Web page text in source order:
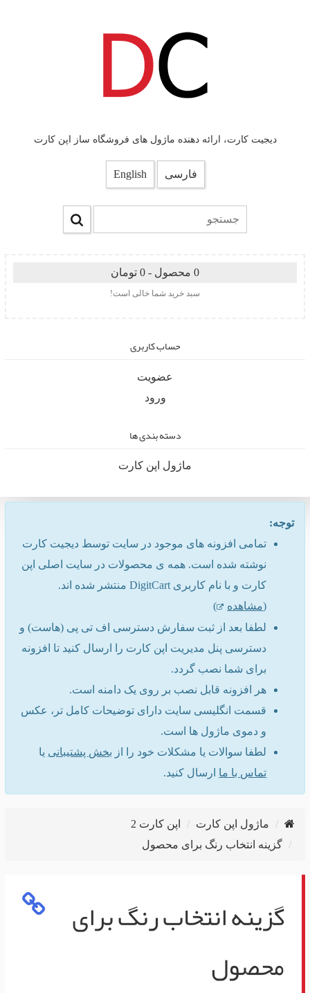
دیجیت کارت، ارائه دهنده ماژول های فروشگاه ساز اپن کارت
فارسی English
0 محصول - 0 تومان
سبد خرید شما خالی است!
حساب کاربری
عضویت
ورود
دسته بندی ها
ماژول اپن کارت
توجه:
تمامی افزونه های موجود در سایت توسط دیجیت کارت
نوشته شده است. همه ی محصولات در سایت اصلی اپن
کارت و با نام کاربری DigitCart منتشر شده اند.
(مشاهده
)
لطفا بعد از ثبت سفارش دسترسی اف تی پی (هاست) و
دسترسی پنل مدیریت اپن کارت را ارسال کنید تا افزونه
برای شما نصب گردد.
هر افزونه قابل نصب بر روی یک دامنه است.
قسمت انگلیسی سایت دارای توضیحات کامل تر، عکس
و دموی ماژول ها است.
لطفا سوالات یا مشکلات خود را از بخش پشتیبانی یا
تماس با ما ارسال کنید.
ماژول اپن کارت
اپن کارت 2
گزینه انتخاب رنگ برای محصول
گزینه انتخاب رنگ برای
محصول